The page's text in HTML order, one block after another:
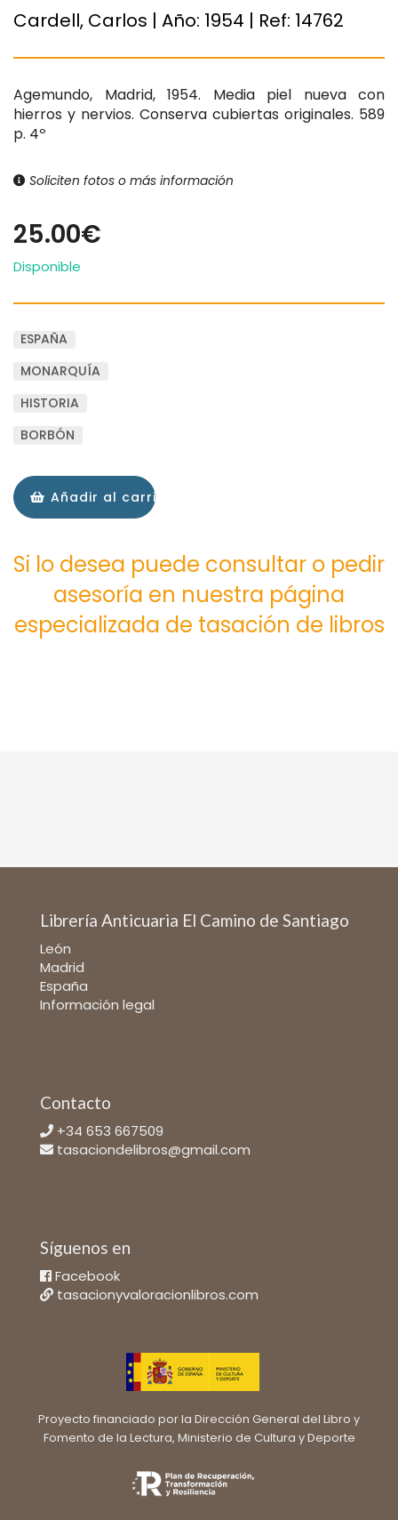
Cardell, Carlos | Año: 1954 | Ref: 14762
Agemundo, Madrid, 1954. Media piel nueva con
hierros y nervios. Conserva cubiertas originales. 589
p. 4º
Soliciten fotos o más información
25.00€
Disponible
ESPAÑA
MONARQUÍA
HISTORIA
BORBÓN
Añadir al carrito
Si lo desea puede consultar o pedir
asesoría en nuestra página
especializada de tasación de libros
Librería Anticuaria El Camino de Santiago
León
Madrid
España
Información legal
Contacto
+34 653 667509
tasaciondelibros@gmail.com
Síguenos en
Facebook
tasacionyvaloracionlibros.com
Proyecto financiado por la Dirección General del Libro y
Fomento de la Lectura, Ministerio de Cultura y Deporte